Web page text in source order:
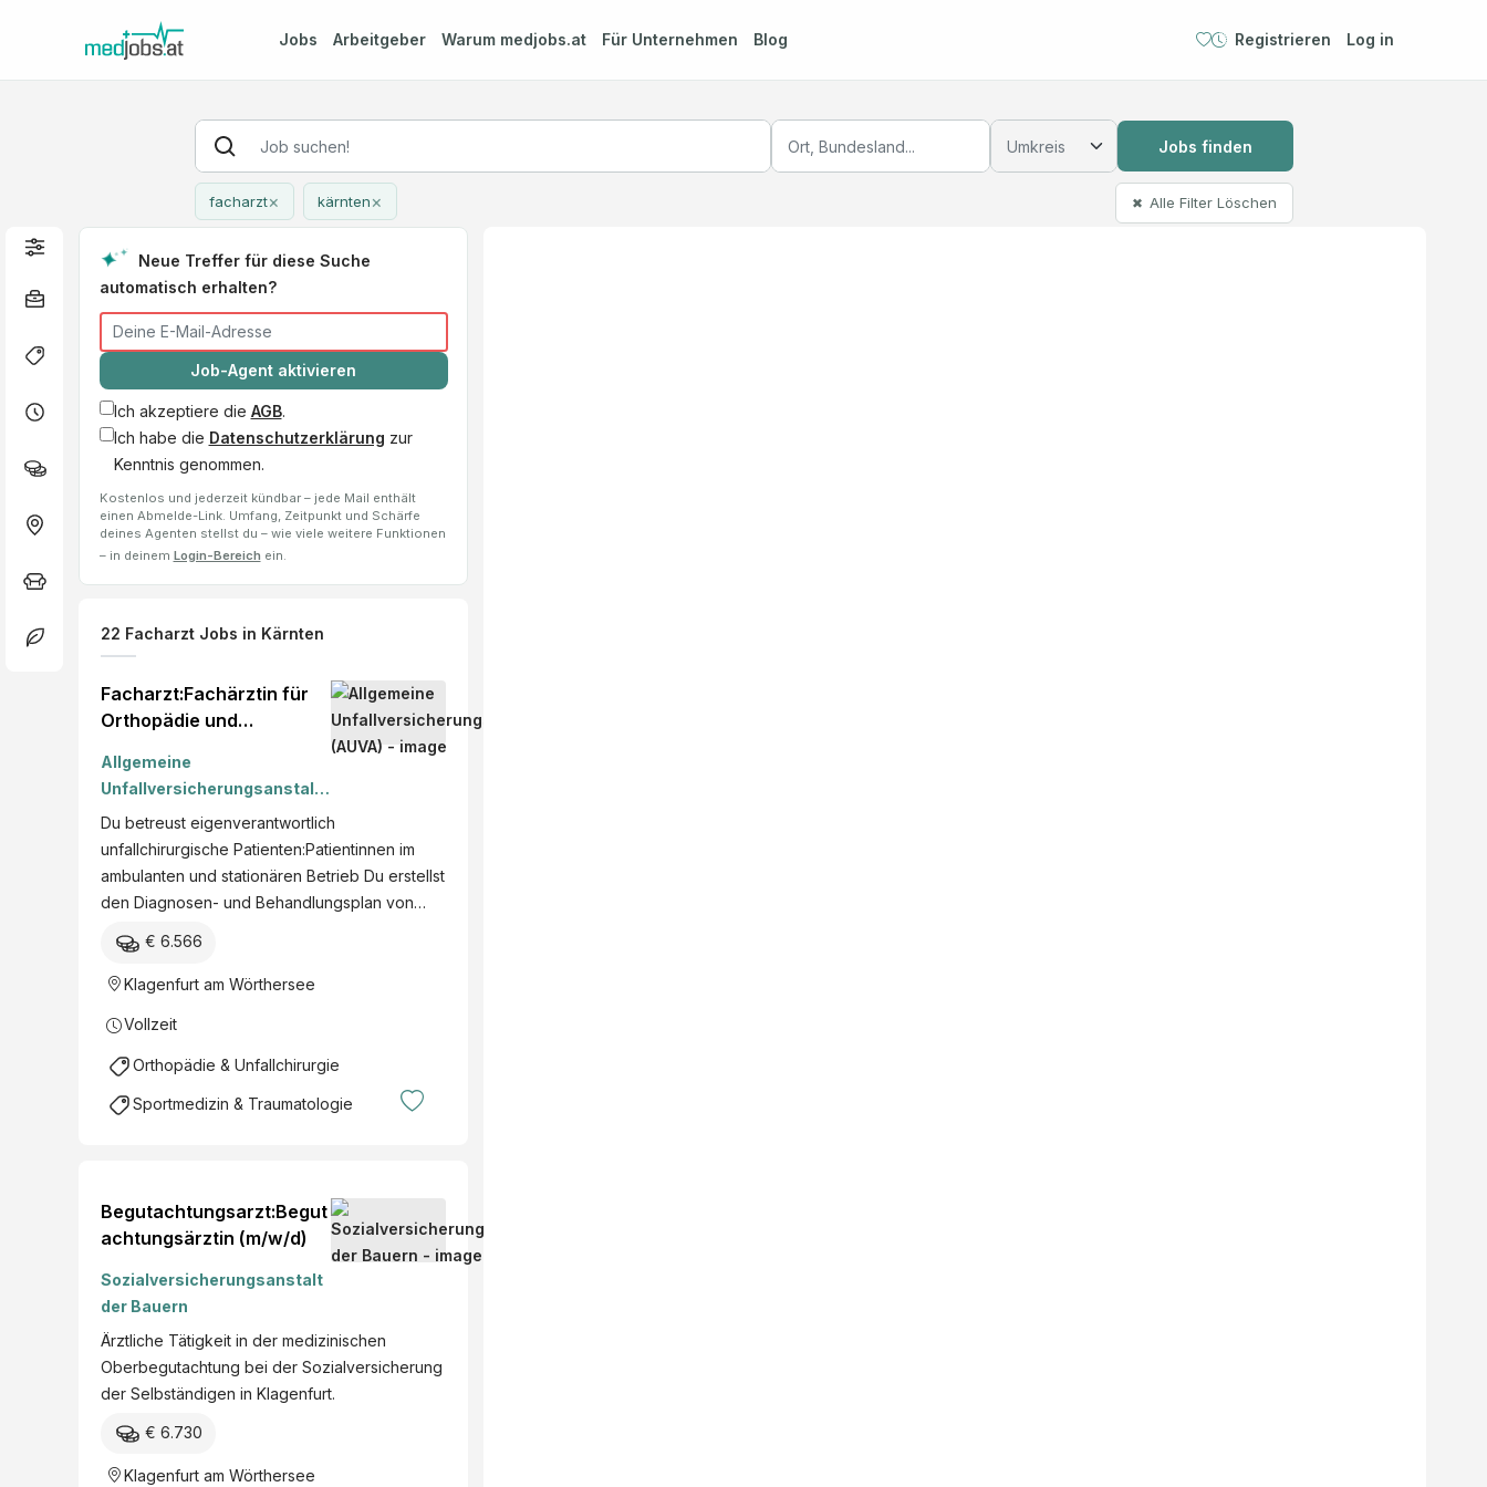
Jobs Arbeitgeber Warum medjobs.at Für Unternehmen Blog Registrieren Log in
Jobs finden
facharzt× kärnten× ✖ Alle Filter Löschen
Neue Treffer für diese Suche
automatisch erhalten?
Job-Agent aktivieren
Ich akzeptiere die AGB.
Ich habe die Datenschutzerklärung zur
Kenntnis genommen.
Kostenlos und jederzeit kündbar – jede Mail enthält
einen Abmelde-Link. Umfang, Zeitpunkt und Schärfe
deines Agenten stellst du – wie viele weitere Funktionen
– in deinem Login-Bereich ein.
22 Facharzt Jobs in Kärnten
Facharzt:Fachärztin für
Orthopädie und
Allgemeine
Unfallversicherungsanstalt
(AUVA)
Du betreust eigenverantwortlich
unfallchirurgische Patienten:Patientinnen im
ambulanten und stationären Betrieb Du erstellst
den Diagnosen- und Behandlungsplan von…
€ 6.566
Klagenfurt am Wörthersee
Vollzeit
Orthopädie & Unfallchirurgie
Sportmedizin & Traumatologie
Begutachtungsarzt:Begut
achtungsärztin (m/w/d)
Sozialversicherungsanstalt
der Bauern
Ärztliche Tätigkeit in der medizinischen
Oberbegutachtung bei der Sozialversicherung
der Selbständigen in Klagenfurt.
€ 6.730
Klagenfurt am Wörthersee